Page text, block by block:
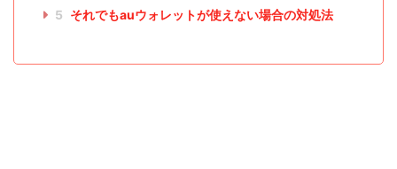
5 それでもauウォレットが使えない場合の対処法